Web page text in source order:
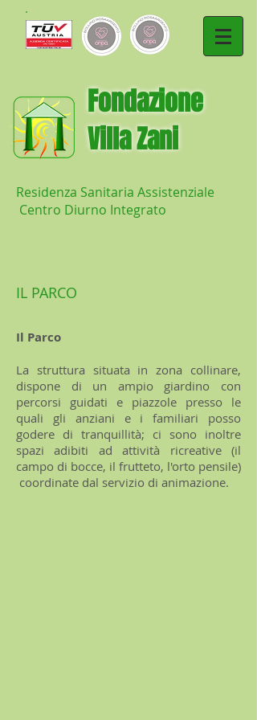
​Fondazione
Villa Zani
Residenza Sanitaria Assistenziale
Centro Diurno Integrato
IL PARCO
Il Parco
La struttura situata in zona collinare,
dispone di un ampio giardino con
percorsi guidati e piazzole presso le
quali gli anziani e i familiari posso
godere di tranquillità; ci sono inoltre
spazi adibiti ad attività ricreative (il
campo di bocce, il frutteto, l'orto pensile)
coordinate dal servizio di animazione.